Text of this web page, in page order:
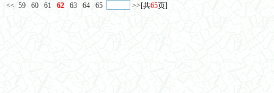
<< 59 60 61 62 63 64 65 >>[共65页]